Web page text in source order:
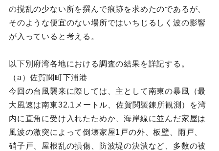
の撹乱の少ない所を撰んで痕跡を求めたのであるが、
そのような便宜のない場所ではいちじるしく波の影響
が入っていると考える。
以下別府湾各地における調査の結果を詳記する。
（a）佐賀関町下浦港
今回の台風襲来に際しては、主として南東の暴風（最
大風速は南東32.1メートル、佐賀関製錬所観測）を湾
内に直角に受け入れたためか、海岸線に並んだ家屋は
風波の激突によって倒壊家屋1戸の外、板壁、雨戸、
硝子戸、屋根乱の損傷、防波堤の決潰など、多数の被